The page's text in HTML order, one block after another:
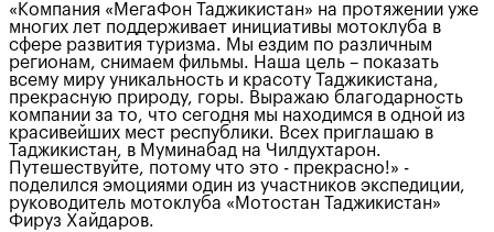
«Компания «МегаФон Таджикистан» на протяжении уже
многих лет поддерживает инициативы мотоклуба в
сфере развития туризма. Мы ездим по различным
регионам, снимаем фильмы. Наша цель – показать
всему миру уникальность и красоту Таджикистана,
прекрасную природу, горы. Выражаю благодарность
компании за то, что сегодня мы находимся в одной из
красивейших мест республики. Всех приглашаю в
Таджикистан, в Муминабад на Чилдухтарон.
Путешествуйте, потому что это - прекрасно!» -
поделился эмоциями один из участников экспедиции,
руководитель мотоклуба «Мотостан Таджикистан»
Фируз Хайдаров.